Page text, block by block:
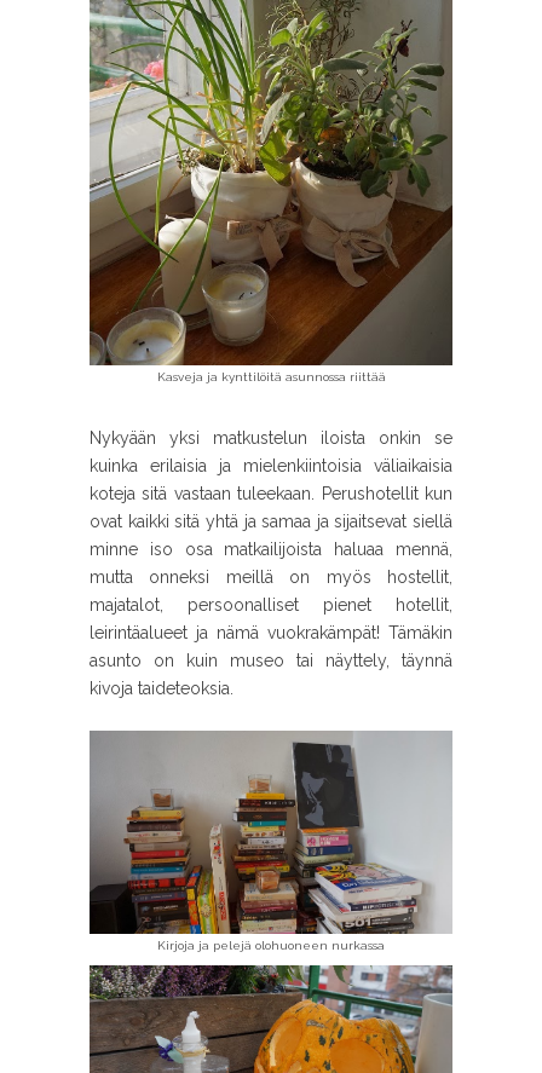
Kasveja ja kynttilöitä asunnossa riittää
Nykyään yksi matkustelun iloista onkin se
kuinka erilaisia ja mielenkiintoisia väliaikaisia
koteja sitä vastaan tuleekaan. Perushotellit kun
ovat kaikki sitä yhtä ja samaa ja sijaitsevat siellä
minne iso osa matkailijoista haluaa mennä,
mutta onneksi meillä on myös hostellit,
majatalot, persoonalliset pienet hotellit,
leirintäalueet ja nämä vuokrakämpät! Tämäkin
asunto on kuin museo tai näyttely, täynnä
kivoja taideteoksia.
Kirjoja ja pelejä olohuoneen nurkassa